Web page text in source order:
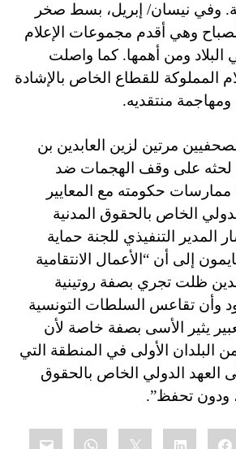
وفي نيسان/ إبريل، بسط صخر
وهي أقدم مجموعات الإعلام
ومن أهمها. كما واصلت
المملوكة للقطاع الخاص بالإشادة
ومهاجمة منتقديه.
مرتين لزين العابدين بن
علي في عام 2009 لحثه على وقف الهجمات ضد
ممارسات حكومته مع المعايير
الخاص بالحقوق المدنية
المدير التنفيذي للجنة حماية
إلى أن “الأعمال الانتقامية
ظلت تجري بصفة روتينية
وأن تقاعس السلطات التونسية
يثير الأسى بصفة خاصة لأن
الأولى في المنطقة التي
الدولي الخاص بالحقوق
ودون تحفظ”.
Facebook
LinkedIn